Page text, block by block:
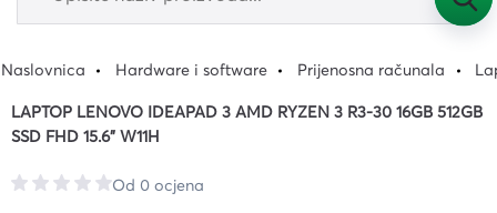
Naslovnica Hardware i software Prijenosna računala
LAPTOP LENOVO IDEAPAD 3 AMD RYZEN 3 R3-30 16GB 512GB
SSD FHD 15.6" W11H
Od 0 ocjena